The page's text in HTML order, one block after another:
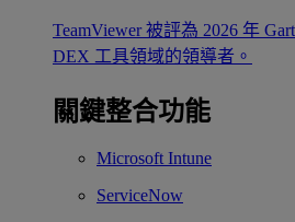
TeamViewer 被評為 2026 年
DEX 工具領域的領導者。
關鍵整合功能
Microsoft Intune
ServiceNow